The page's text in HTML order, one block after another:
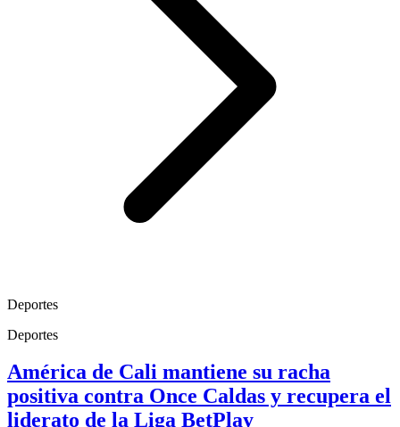
Deportes
Deportes
América de Cali mantiene su racha
positiva contra Once Caldas y recupera el
liderato de la Liga BetPlay